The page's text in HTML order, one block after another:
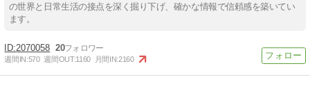
の世界と日常生活の接点を深く掘り下げ、確かな情報で信頼感を築いてい
ます。
2070058 20
週間IN:570 週間OUT:1160 月間IN:2160